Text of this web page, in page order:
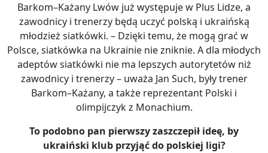
Barkom–Każany Lwów już występuje w Plus Lidze, a
zawodnicy i trenerzy będą uczyć polską i ukraińską
młodzież siatkówki. – Dzięki temu, że mogą grać w
Polsce, siatkówka na Ukrainie nie zniknie. A dla młodych
adeptów siatkówki nie ma lepszych autorytetów niż
zawodnicy i trenerzy – uważa Jan Such, były trener
Barkom–Każany, a także reprezentant Polski i
olimpijczyk z Monachium.
To podobno pan pierwszy zaszczepił ideę, by
ukraiński klub przyjąć do polskiej ligi?